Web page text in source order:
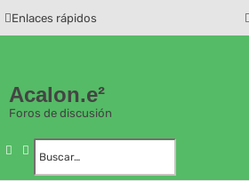
Enlaces rápidos
Acalon.e²
Foros de discusión
Buscar